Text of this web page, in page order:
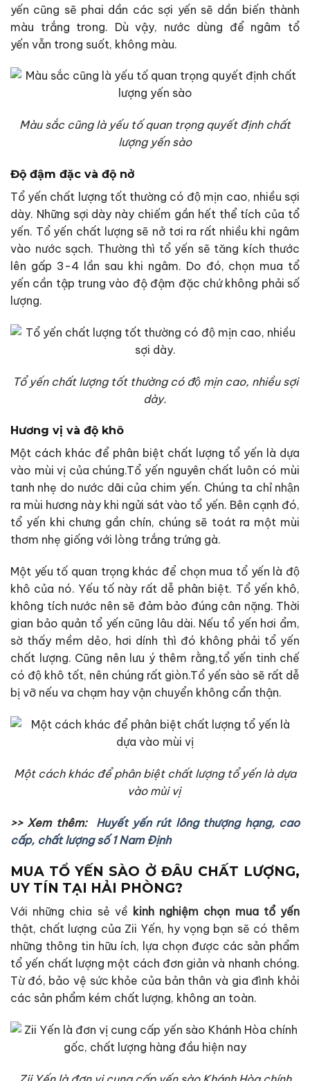
yến cũng sẽ phai dần các sợi yến sẽ dần biến thành
màu trắng trong. Dù vậy, nước dùng để ngâm tổ
yến vẫn trong suốt, không màu.
Màu sắc cũng là yếu tố quan trọng quyết định chất
lượng yến sào
Độ đậm đặc và độ nở
Tổ yến chất lượng tốt thường có độ mịn cao, nhiều sợi
dày. Những sợi dày này chiếm gần hết thể tích của tổ
yến. Tổ yến chất lượng sẽ nở tơi ra rất nhiều khi ngâm
vào nước sạch. Thường thì tổ yến sẽ tăng kích thước
lên gấp 3-4 lần sau khi ngâm. Do đó, chọn mua tổ
yến cần tập trung vào độ đậm đặc chứ không phải số
lượng.
Tổ yến chất lượng tốt thường có độ mịn cao, nhiều sợi
dày.
Hương vị và độ khô
Một cách khác để phân biệt chất lượng tổ yến là dựa
vào mùi vị của chúng.Tổ yến nguyên chất luôn có mùi
tanh nhẹ do nước dãi của chim yến. Chúng ta chỉ nhận
ra mùi hương này khi ngửi sát vào tổ yến. Bên cạnh đó,
tổ yến khi chưng gần chín, chúng sẽ toát ra một mùi
thơm nhẹ giống với lòng trắng trứng gà.
Một yếu tố quan trọng khác để chọn mua tổ yến là độ
khô của nó. Yếu tố này rất dễ phân biệt. Tổ yến khô,
không tích nước nên sẽ đảm bảo đúng cân nặng. Thời
gian bảo quản tổ yến cũng lâu dài. Nếu tổ yến hơi ẩm,
sờ thấy mềm dẻo, hơi dính thì đó không phải tổ yến
chất lượng. Cũng nên lưu ý thêm rằng,tổ yến tinh chế
có độ khô tốt, nên chúng rất giòn.Tổ yến sào sẽ rất dễ
bị vỡ nếu va chạm hay vận chuyển không cẩn thận.
Một cách khác để phân biệt chất lượng tổ yến là dựa
vào mùi vị
>> Xem thêm: Huyết yến rút lông thượng hạng, cao
cấp, chất lượng số 1 Nam Định
MUA TỔ YẾN SÀO Ở ĐÂU CHẤT LƯỢNG,
UY TÍN TẠI HẢI PHÒNG?
Với những chia sẻ về kinh nghiệm chọn mua tổ yến
thật, chất lượng của Zii Yến, hy vọng bạn sẽ có thêm
những thông tin hữu ích, lựa chọn được các sản phẩm
tổ yến chất lượng một cách đơn giản và nhanh chóng.
Từ đó, bảo vệ sức khỏe của bản thân và gia đình khỏi
các sản phẩm kém chất lượng, không an toàn.